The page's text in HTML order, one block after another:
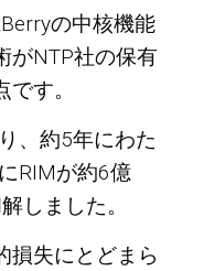
の中核機能
がNTP社の保有
す。
、約5年にわた
RIMが約6億
しました。
損失にとどまら